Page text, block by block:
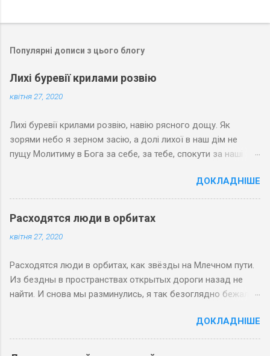
Популярні дописи з цього блогу
Лихі буревії крилами розвію
квітня 27, 2020
Лихі буревії крилами розвію, навію рясного дощу. Як
зорями небо я зерном засію, а долі лихої в наш дім не
пущу Молитиму в Бога за себе, за тебе, спокути за наші
ДОКЛАДНІШЕ
Расходятся люди в орбитах
квітня 27, 2020
Расходятся люди в орбитах, как звёзды на Млечном пути.
Из бездны в пространствах открытых дороги назад не
найти. И снова мы разминулись, я так безоглядно бежал,
Знамением люди встречают тот путь, что Господь указал,
Когда на Земле назначает им встречу вселенский вокзал.
27 мая 2008
ДОКЛАДНІШЕ